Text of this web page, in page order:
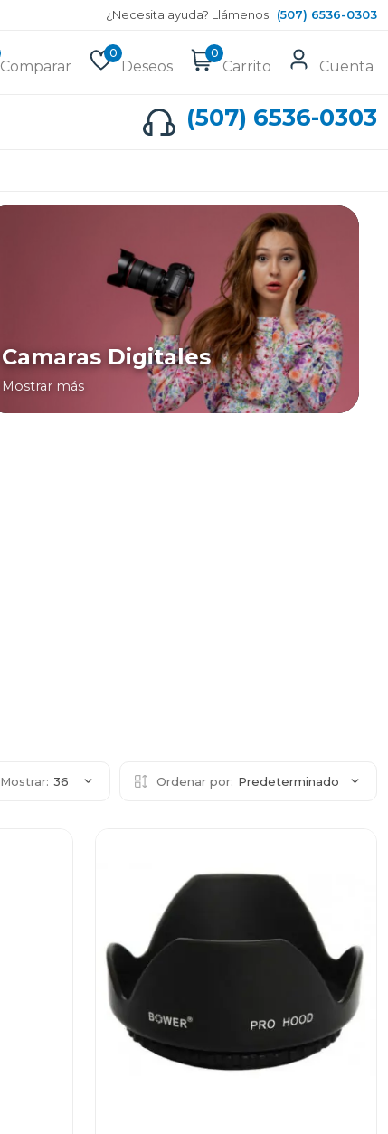
¿Necesita ayuda? Llámenos: (507) 6536-0303
Comparar
0
Deseos
0
Carrito Cuenta
(507) 6536-0303
Camaras Digitales
Mostrar más
Mostrar: 36 Ordenar por: Predeterminado